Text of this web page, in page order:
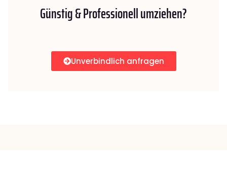
Günstig & Professionell umziehen?
Unverbindlich anfragen